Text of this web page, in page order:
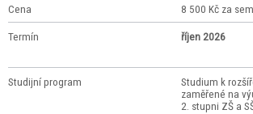
Cena 8 500 Kč za
Termín říjen 2026
Studijní program
Studium k
zaměřené na
2. stupni ZŠ a